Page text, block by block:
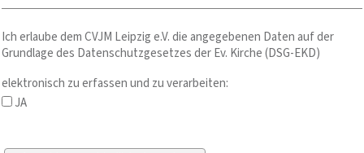
Ich erlaube dem CVJM Leipzig e.V. die angegebenen Daten auf der
Grundlage des Datenschutzgesetzes der Ev. Kirche (DSG-EKD)
elektronisch zu erfassen und zu verarbeiten:
JA